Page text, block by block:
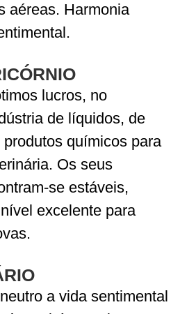
aéreas. Harmonia
lucros, no
de líquidos, de
químicos para
Os seus
se estáveis,
excelente para
a vida sentimental